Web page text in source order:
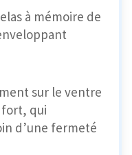
à mémoire de
sur le ventre
fort, qui
d’une fermeté